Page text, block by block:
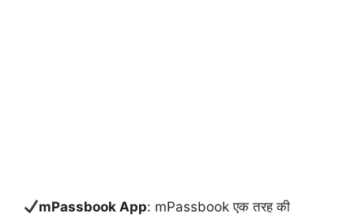
mPassbook App: mPassbook एक तरह की